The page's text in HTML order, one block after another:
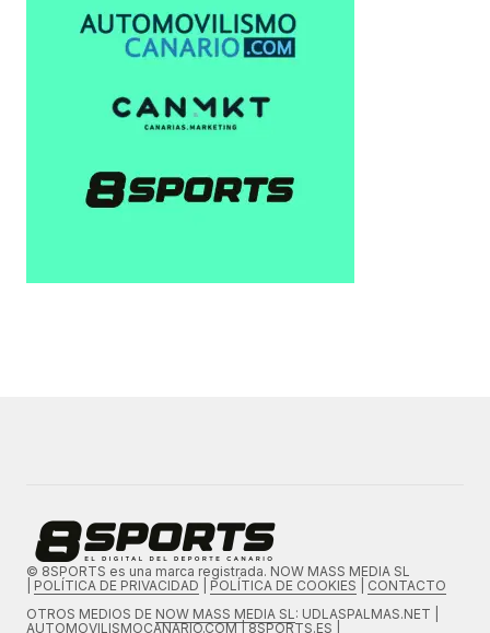
© 8SPORTS es una marca registrada. NOW MASS MEDIA SL
POLÍTICA DE PRIVACIDAD POLÍTICA DE COOKIES
CONTACTO
OTROS MEDIOS DE NOW MASS MEDIA SL: UDLASPALMAS.NET |
AUTOMOVILISMOCANARIO.COM | 8SPORTS.ES |